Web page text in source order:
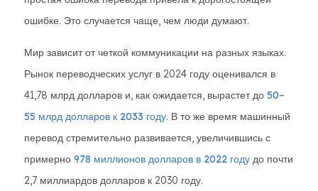
ошибке. Это случается чаще, чем люди думают.
Мир зависит от четкой коммуникации на разных языках.
Рынок переводческих услуг в 2024 году оценивался в
41,78 млрд долларов и, как ожидается, вырастет до 50–
55 млрд долларов к 2033 году. В то же время машинный
перевод стремительно развивается, увеличившись с
примерно 978 миллионов долларов в 2022 году до почти
2,7 миллиардов долларов к 2030 году.